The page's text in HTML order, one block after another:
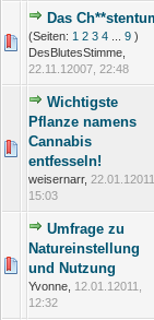
Das
(Seiten: 1 2 3 4 9 )
DesBlutesStimme,
22.11.12007, 22:48
Wichtigste
Pflanze namens
Cannabis
entfesseln!
weisernarr, 22.01.12011,
15:03
Umfrage zu
Natureinstellung
und Nutzung
Yvonne, 12.01.12011,
12:32